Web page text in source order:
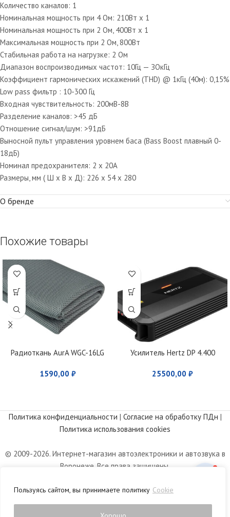
Пользуясь сайтом, вы принимаете политику Cookie
Количество каналов: 1
Номинальная мощность при 4 Ом: 210Вт х 1
Номинальная мощность при 2 Ом, 400Вт х 1
Максимальная мощность при 2 Ом, 800Вт
Стабильная работа на нагрузке: 2 Ом
Диапазон воспроизводимых частот: 10Гц — ЗОкГц
Коэффициент гармонических искажений (THD) @ 1кГц (40м): 0,15%
Low pass фильтр : 10-300 Гц
Входная чувствительность: 200мВ-8В
Разделение каналов: >45 дБ
Отношение сигнал/шум: >91дБ
Выносной пульт управления уровнем баса (Bass Boost плавный 0-
18дБ)
Номинал предохранителя: 2 х 20А
Размеры, мм ( Ш х В х Д): 226 х 54 х 280
О бренде
Похожие товары
Радиоткань AurA WGC-16LG
1590,00 ₽
Усилитель Hertz DP 4.400
25500,00 ₽
Политика конфиденциальности | Согласие на обработку ПДн |
Политика использования cookies
© 2009-2026. Интернет-магазин автоэлектроники и автозвука в
Воронеже. Все права защищены.
характер и не является публичной офертой, определяемой
положениями статьи 437 Гражданского кодекса РФ.